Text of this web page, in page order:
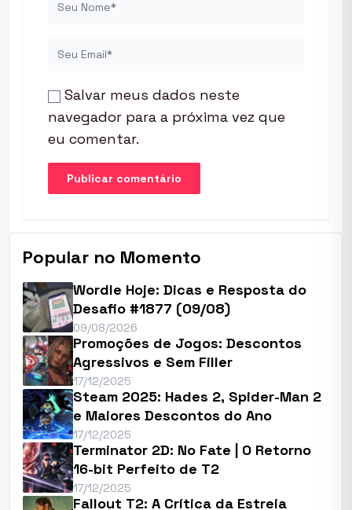
Salvar meus dados neste
navegador para a próxima vez que
eu comentar.
Popular no Momento
Wordle Hoje: Dicas e Resposta do
Desafio #1877 (09/08)
09/08/2026
Promoções de Jogos: Descontos
Agressivos e Sem Filler
17/12/2025
Steam 2025: Hades 2, Spider-Man 2
e Maiores Descontos do Ano
17/12/2025
Terminator 2D: No Fate | O Retorno
16-bit Perfeito de T2
17/12/2025
Fallout T2: A Crítica da Estreia